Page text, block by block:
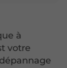
à
votre